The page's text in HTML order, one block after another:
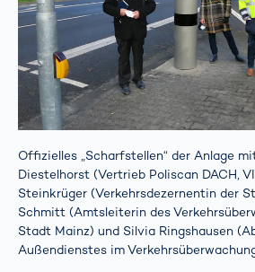
Offizielles „Scharfstellen“ der Anlage
Diestelhorst (Vertrieb Poliscan DACH,
Steinkrüger (Verkehrsdezernentin der
Schmitt (Amtsleiterin des
Stadt Mainz) und Silvia Ringshausen
Außendienstes im